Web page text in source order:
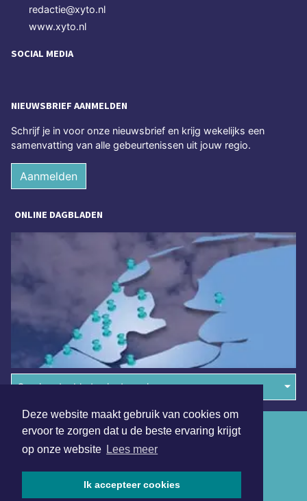
Deze website maakt gebruik van cookies om
ervoor te zorgen dat u de beste ervaring krijgt
op onze website Lees meer
Ik accepteer cookies
redactie@xyto.nl
www.xyto.nl
SOCIAL MEDIA
NIEUWSBRIEF AANMELDEN
Schrijf je in voor onze nieuwsbrief en krijg wekelijks een
samenvatting van alle gebeurtenissen uit jouw regio.
Aanmelden
ONLINE DAGBLADEN
Overige dagbladen in de regio
Algemene voorwaarden
Disclaimer